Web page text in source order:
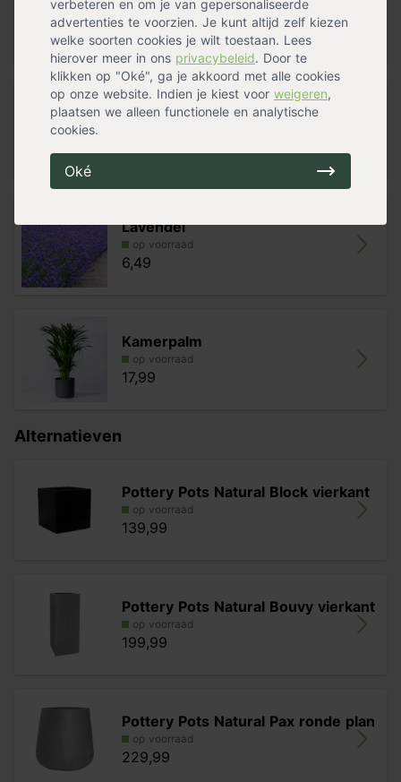
verbeteren en om je van gepersonaliseerde
advertenties te voorzien. Je kunt altijd zelf kiezen
welke soorten cookies je wilt toestaan. Lees
hierover meer in ons privacybeleid. Door te
klikken op "Oké", ga je akkoord met alle cookies
op onze website. Indien je kiest voor weigeren,
plaatsen we alleen functionele en analytische
cookies.
Oké
op voorraad
13,99
Sneeuwbalhortensia 'Annabelle'
Lavendel
op voorraad
6,49
Kamerpalm
op voorraad
17,99
Alternatieven
Pottery Pots Natural Block vierkant
op voorraad
139,99
Pottery Pots Natural Bouvy vierkant
op voorraad
199,99
Pottery Pots Natural Pax ronde plan
op voorraad
229,99